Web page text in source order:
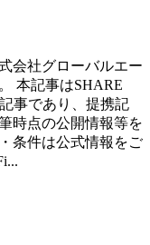
会社グローバルエー
本記事はSHARE
事であり、提携記
時点の公開情報等を
条件は公式情報をご